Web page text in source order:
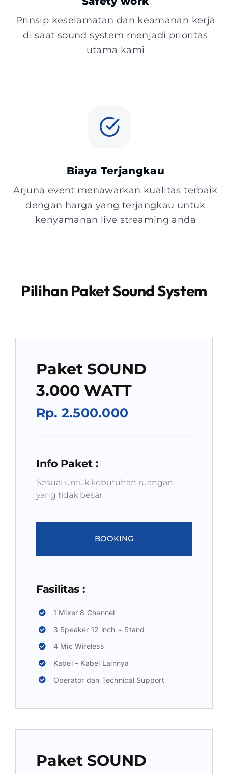
Prinsip keselamatan dan keamanan kerja
di saat sound system menjadi prioritas
utama kami
Biaya Terjangkau
Arjuna event menawarkan kualitas terbaik
dengan harga yang terjangkau untuk
kenyamanan live streaming anda
Pilihan Paket Sound System
Paket SOUND
3.000 WATT
Rp. 2.500.000
Info Paket :
Sesuai untuk kebutuhan ruangan
yang tidak besar
BOOKING
Fasilitas :
1 Mixer 8 Channel
3 Speaker 12 inch + Stand
4 Mic Wireless
Kabel – Kabel Lainnya
Operator dan Technical Support
Paket SOUND